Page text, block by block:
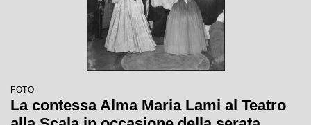
FOTO
La contessa Alma Maria Lami al Teatro